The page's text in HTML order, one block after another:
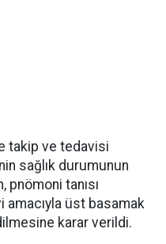
takip ve tedavisi
sağlık durumunun
pnömoni tanısı
üst basamak
karar verildi.